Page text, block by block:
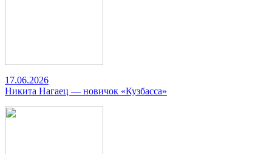
17.06.2026
Никита Нагаец — новичок «Кузбасса»